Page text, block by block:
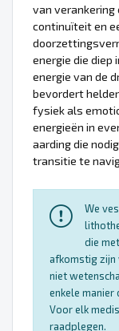
van
continuïteit en
energie die diep
energie van de
bevordert
fysiek als
energieën in
aarding die
transitie te
We
die
afkomstig zijn
niet
enkele manier
Voor elk
raadplegen.